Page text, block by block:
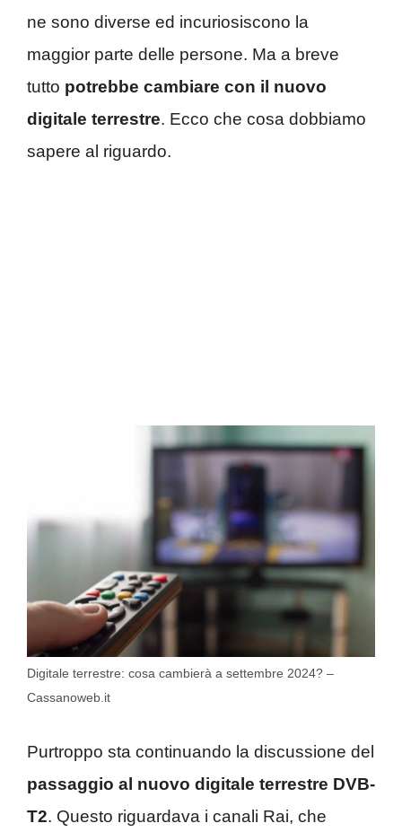
ne sono diverse ed incuriosiscono la
maggior parte delle persone. Ma a breve
tutto potrebbe cambiare con il nuovo
digitale terrestre. Ecco che cosa dobbiamo
sapere al riguardo.
Digitale terrestre: cosa cambierà a settembre 2024? –
Cassanoweb.it
Purtroppo sta continuando la discussione del
passaggio al nuovo digitale terrestre DVB-
T2. Questo riguardava i canali Rai, che